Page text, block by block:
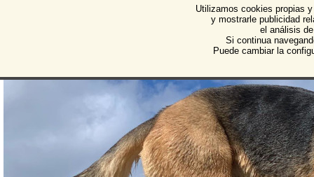
Protectora de Animales
Asociación Protectora de Animales y Plantas de
Utilizamos cookies propias
y mostrarle publicidad
el análisis
Si continua
Puede cambiar la